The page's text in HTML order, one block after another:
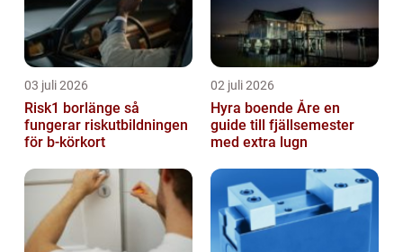
03 juli 2026
Risk1 borlänge så
fungerar riskutbildningen
för b-körkort
02 juli 2026
Hyra boende Åre en
guide till fjällsemester
med extra lugn